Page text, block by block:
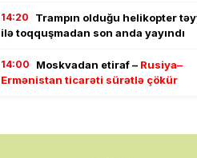
14:20
Trampın olduğu helikopter
ilə toqquşmadan son anda yayındı
14:00 Moskvadan etiraf – Rusiya–
Ermənistan ticarəti sürətlə çökür